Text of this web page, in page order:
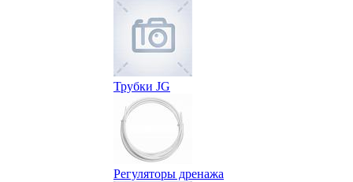
Трубки JG
Регуляторы дренажа